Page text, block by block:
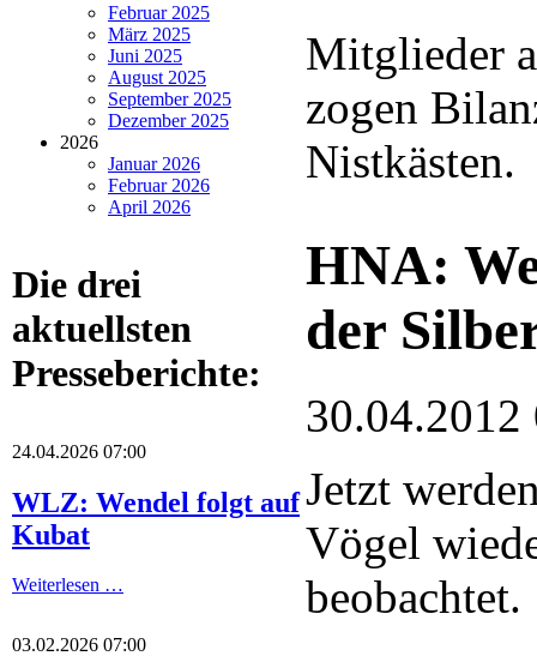
Februar 2025
März 2025
Juni 2025
August 2025
September 2025
Dezember 2025
2026
Januar 2026
Februar 2026
April 2026
Die drei
aktuellsten
Presseberichte:
24.04.2026 07:00
WLZ: Wendel folgt auf
Kubat
Weiterlesen …
03.02.2026 07:00
Mitglieder
zogen
Nistkästen.
HNA:
der
30.04.2012
Jetzt
Vögel
beobachtet.